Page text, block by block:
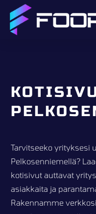
Tarvitseeko yrityksesi
Pelkosenniemellä?
kotisivut auttavat
asiakkaita ja
Rakennamme